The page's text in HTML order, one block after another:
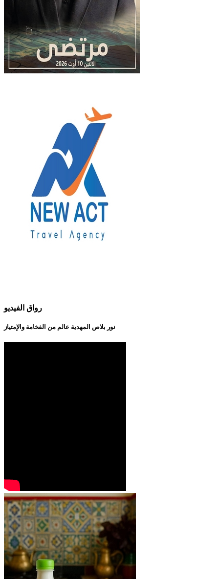
رواق الفيديو
نور بلاص المهدية عالم من الفخامة والإمتياز